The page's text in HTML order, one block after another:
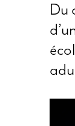
Du